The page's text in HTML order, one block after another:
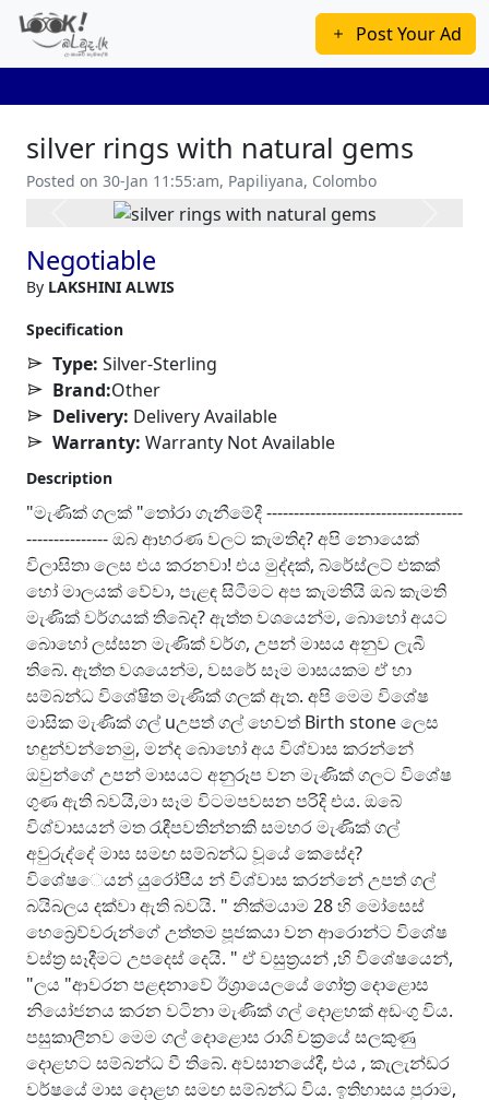
Post Your Ad
silver rings with natural gems
Posted on 30-Jan 11:55:am, Papiliyana, Colombo
Previous
Negotiable
By LAKSHINI ALWIS
Specification
Type: Silver-Sterling
Brand:Other
Delivery: Delivery Available
Warranty: Warranty Not Available
Description
"මැණික් ගලක් "තෝරා ගැනීමේදී ------------------------------------
--------------- ඔබ ආභරණ වලට කැමතිද? අපි නොයෙක්
විලාසිතා ලෙස එය කරනවා! එය මුද්දක්, බ්රේස්ලට් එකක්
හෝ මාලයක් වේවා, පැළඳ සිටීමට අප කැමතියි ඔබ කැමති
මැණික් වර්ගයක් තිබේද? ඇත්ත වශයෙන්ම, බොහෝ අයට
බොහෝ ලස්සන මැණික් වර්ග, උපන් මාසය අනුව ලැබී
තිබේ. ඇත්ත වශයෙන්ම, වසරේ සෑම මාසයකම ඒ හා
සම්බන්ධ විශේෂිත මැණික් ගලක් ඇත. අපි මෙම විශේෂ
මාසික මැණික් ගල් uඋපත් ගල් හෙවත් Birth stone ලෙස
හඳුන්වන්නෙමු, මන්ද බොහෝ අය විශ්වාස කරන්නේ
ඔවුන්ගේ උපන් මාසයට අනුරූප වන මැණික් ගලට විශේෂ
ගුණ ඇති බවයි,මා සෑම විටමපවසන පරිදි එය. ඔබේ
විශ්වාසයන් මත රැඳීපවතින්නකි සමහර මැණික් ගල්
අවුරුද්දේ මාස සමඟ සම්බන්ධ වූයේ කෙසේද?
විශේෂ⁣ෙයන් යුරෝපීය න් විශ්වාස කරන්නේ උපත් ගල්
බයිබලය දක්වා ඇති බවයි. " නික්මයාම 28 හි මෝසෙස්
හෙබ්‍රෙව්වරුන්ගේ උත්තම පූජකයා වන ආරොන්ට විශේෂ
වස්ත්‍ර සෑදීමට උපදෙස් දෙයි. " ඒ වසුත්‍රයන් ,හි විශේෂයෙන්,
"ලය "ආවරන පළඳනාවේ ඊශ්‍රායෙලයේ ගෝත්‍ර දොළොස
නියෝජනය කරන වටිනා මැණික් ගල් දොළහක් අඩංගු විය.
පසුකාලීනව මෙම ගල් දොළොස රාශි චක්‍රයේ සලකුණු
දොළහට සම්බන්ධ වී තිබේ. අවසානයේදී, එය , කැලැන්ඩර
වර්ෂයේ මාස දොළහ සමඟ සම්බන්ධ විය. ඉතිහාසය පුරාම,